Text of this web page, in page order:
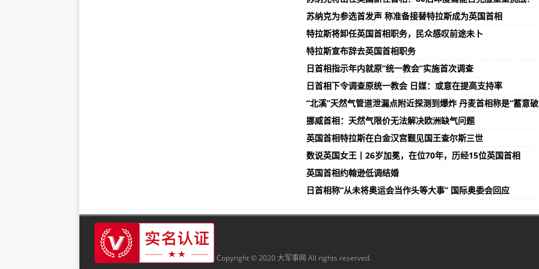
苏纳克为参选首发声 称准备接替特拉斯成为英国首相
特拉斯将卸任英国首相职务，民众感叹前途未卜
特拉斯宣布辞去英国首相职务
日首相指示年内就原“统一教会”实施首次调查
日首相下令调查原统一教会 日媒：或意在提高支持率
“北溪”天然气管道泄漏点附近探测到爆炸 丹麦首相称是“蓄意
挪威首相：天然气限价无法解决欧洲缺气问题
英国首相特拉斯在白金汉宫觐见国王查尔斯三世
数说英国女王丨26岁加冕，在位70年，历经15位英国首相
英国首相约翰逊低调结婚
日首相称“从未将奥运会当作头等大事” 国际奥委会回应
Copyright © 2020 大军事网 All rights reserved.